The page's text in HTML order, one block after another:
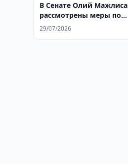
В Сенате Олий Мажлиса
рассмотрены меры по
дальнейшему развитию
29/07/2026